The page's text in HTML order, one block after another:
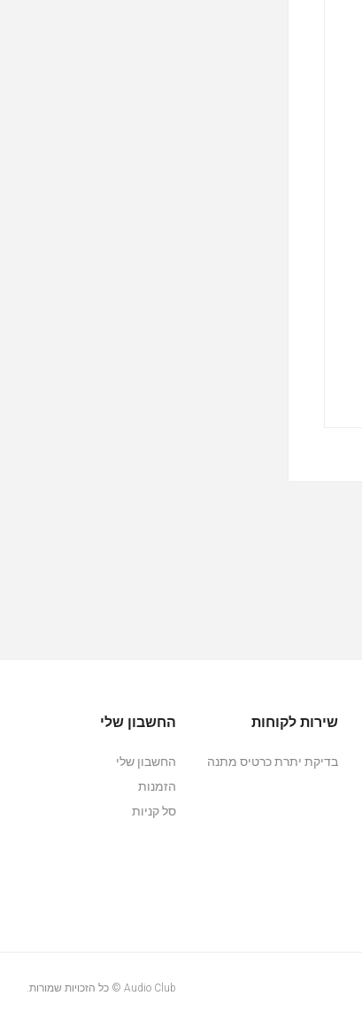
שירות לקוחות
בדיקת יתרת כרטיס מתנה
החשבון שלי
החשבון שלי
הזמנות
סל קניות
Audio Club © כל הזכויות שמורות.